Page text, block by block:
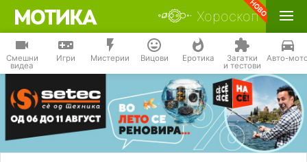
Хороскоп
Смешни
видеа
Игри Мистерии Вицови Еротика Загатки
и тестови
Авто-